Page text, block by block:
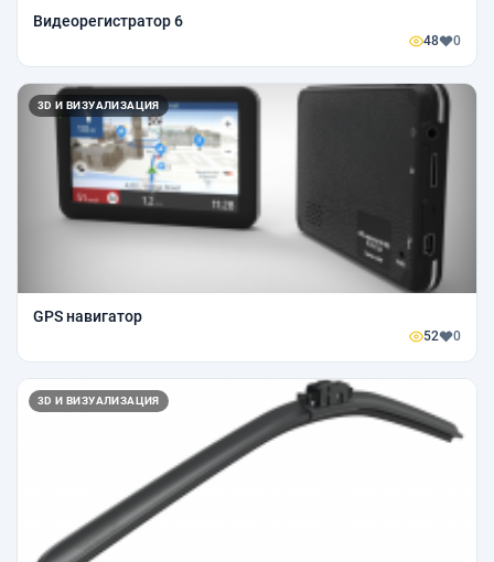
Видеорегистратор 6
48 0
3D И ВИЗУАЛИЗАЦИЯ
GPS навигатор
52 0
3D И ВИЗУАЛИЗАЦИЯ